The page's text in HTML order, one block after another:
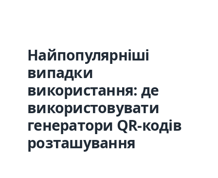
Найпопулярніші
випадки
використання: де
використовувати
генератори QR-кодів
розташування